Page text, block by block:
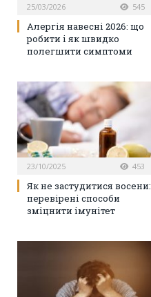
25/03/2026 545
Алергія навесні 2026: що
робити і як швидко
полегшити симптоми
23/10/2025 453
Як не застудитися восени:
перевірені способи
зміцнити імунітет